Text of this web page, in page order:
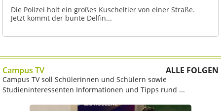
Die Polizei holt ein großes Kuscheltier von einer Straße.
Jetzt kommt der bunte Delfin...
Campus TV ALLE FOLGEN
Campus TV soll Schülerinnen und Schülern sowie
Studieninteressenten Informationen und Tipps rund ...